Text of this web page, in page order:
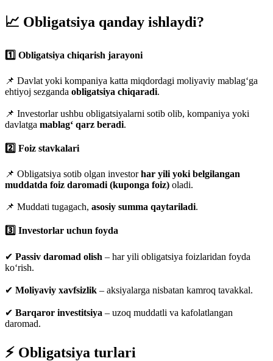
📈 Obligatsiya qanday ishlaydi?
1️⃣ Obligatsiya chiqarish jarayoni
📌 Davlat yoki kompaniya katta miqdordagi moliyaviy mablag‘ga
ehtiyoj sezganda obligatsiya chiqaradi.
📌 Investorlar ushbu obligatsiyalarni sotib olib, kompaniya yoki
davlatga mablag‘ qarz beradi.
2️⃣ Foiz stavkalari
📌 Obligatsiya sotib olgan investorhar yili yoki belgilangan
muddatda foiz daromadi (kuponga foiz) oladi.
📌 Muddati tugagach, asosiy summa qaytariladi.
3️⃣ Investorlar uchun foyda
✔ Passiv daromad olish – har yili obligatsiya foizlaridan foyda
ko‘rish.
✔ Moliyaviy xavfsizlik – aksiyalarga nisbatan kamroq tavakkal.
✔ Barqaror investitsiya – uzoq muddatli va kafolatlangan
daromad.
⚡ Obligatsiya turlari